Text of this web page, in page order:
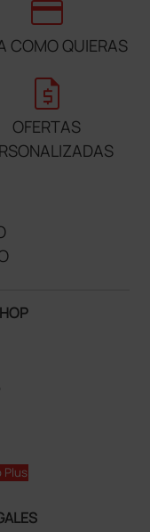
credit_card
COMO QUIERAS
request_quote
OFERTAS
Plus